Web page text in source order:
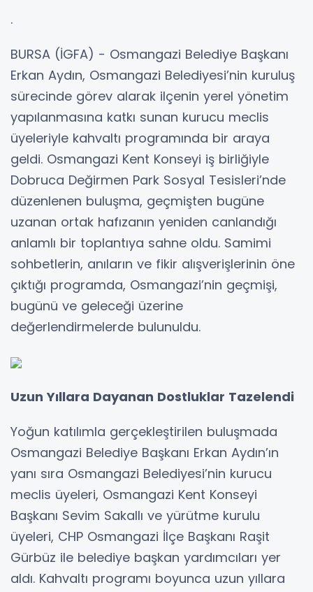
.
BURSA (İGFA) - Osmangazi Belediye Başkanı
Erkan Aydın, Osmangazi Belediyesi’nin kuruluş
sürecinde görev alarak ilçenin yerel yönetim
yapılanmasına katkı sunan kurucu meclis
üyeleriyle kahvaltı programında bir araya
geldi. Osmangazi Kent Konseyi iş birliğiyle
Dobruca Değirmen Park Sosyal Tesisleri’nde
düzenlenen buluşma, geçmişten bugüne
uzanan ortak hafızanın yeniden canlandığı
anlamlı bir toplantıya sahne oldu. Samimi
sohbetlerin, anıların ve fikir alışverişlerinin öne
çıktığı programda, Osmangazi’nin geçmişi,
bugünü ve geleceği üzerine
değerlendirmelerde bulunuldu.
Uzun Yıllara Dayanan Dostluklar Tazelendi
Yoğun katılımla gerçekleştirilen buluşmada
Osmangazi Belediye Başkanı Erkan Aydın’ın
yanı sıra Osmangazi Belediyesi’nin kurucu
meclis üyeleri, Osmangazi Kent Konseyi
Başkanı Sevim Sakallı ve yürütme kurulu
üyeleri, CHP Osmangazi İlçe Başkanı Raşit
Gürbüz ile belediye başkan yardımcıları yer
aldı. Kahvaltı programı boyunca uzun yıllara